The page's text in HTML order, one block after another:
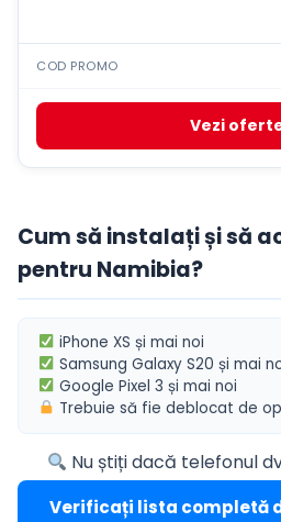
COD PROMO
Vezi
Cum să instalați și să
pentru Namibia?
iPhone XS și mai noi
Samsung Galaxy S20 și mai
Google Pixel 3 și mai noi
Trebuie să fiedeblocat de
Nu știți dacă telefonul
Verificați lista completă